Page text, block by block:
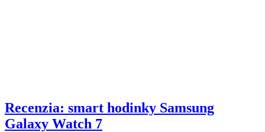
Recenzia: smart hodinky Samsung
Galaxy Watch 7